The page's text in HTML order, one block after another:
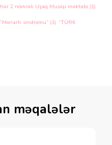
2 nömrəli Uşaq Musiqi məktəbi (1)
“Moriarti sindromu” (1) “TÜRK
məqalələr